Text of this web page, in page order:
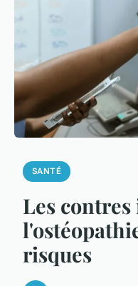
SANTÉ
Les
risques